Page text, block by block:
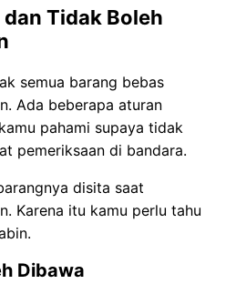
Tidak Boleh
semua barang bebas
Ada beberapa aturan
pahami supaya tidak
pemeriksaan di bandara.
disita saat
Karena itu kamu perlu tahu
Dibawa